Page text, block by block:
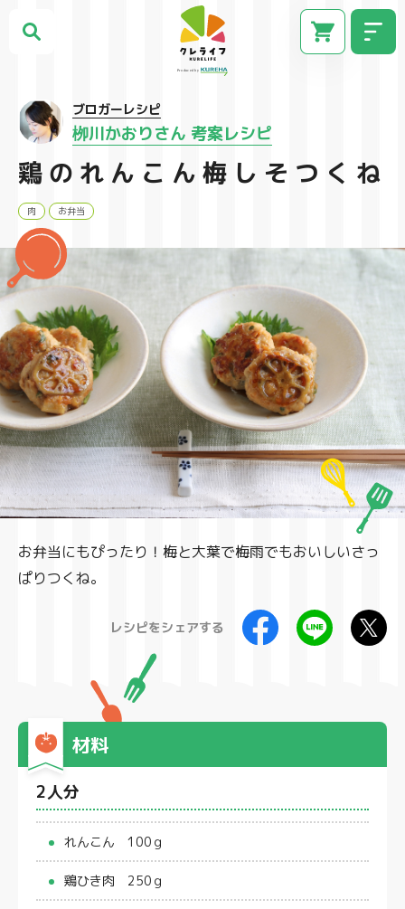
CM
製
ブロガーレシピ
栁川かおりさん 考案レシピ
鶏のれんこん梅しそつくね
肉 お弁当
レシピをシェアする
お弁当にもぴったり！梅と大葉で梅雨でもおいしいさっ
ぱりつくね。
材料
2人分
れんこん 100ｇ
鶏ひき肉 250ｇ